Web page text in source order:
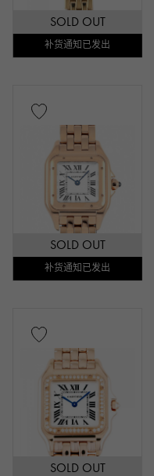
SOLD OUT
补货通知已发出
SOLD OUT
补货通知已发出
SOLD OUT